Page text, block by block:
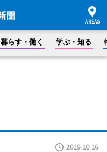
暮らす・働く 学ぶ・知る
2019.10.16